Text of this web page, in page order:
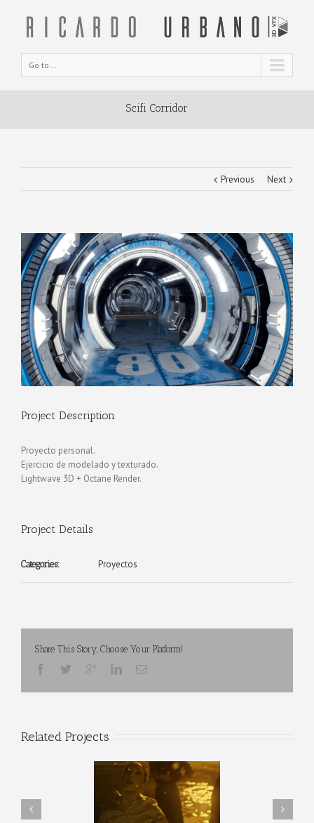
Go to...
Scifi Corridor
Previous Next
Project Description
Proyecto personal.
Ejercicio de modelado y texturado.
Lightwave 3D + Octane Render.
Project Details
Categories: Proyectos
Share This Story, Choose Your Platform!
Related Projects